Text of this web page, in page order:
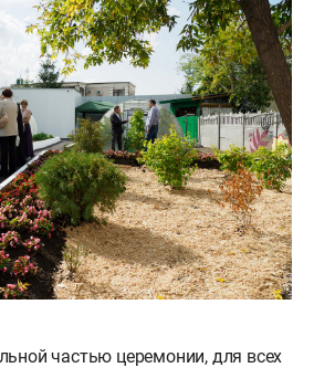
частью церемонии, для всех